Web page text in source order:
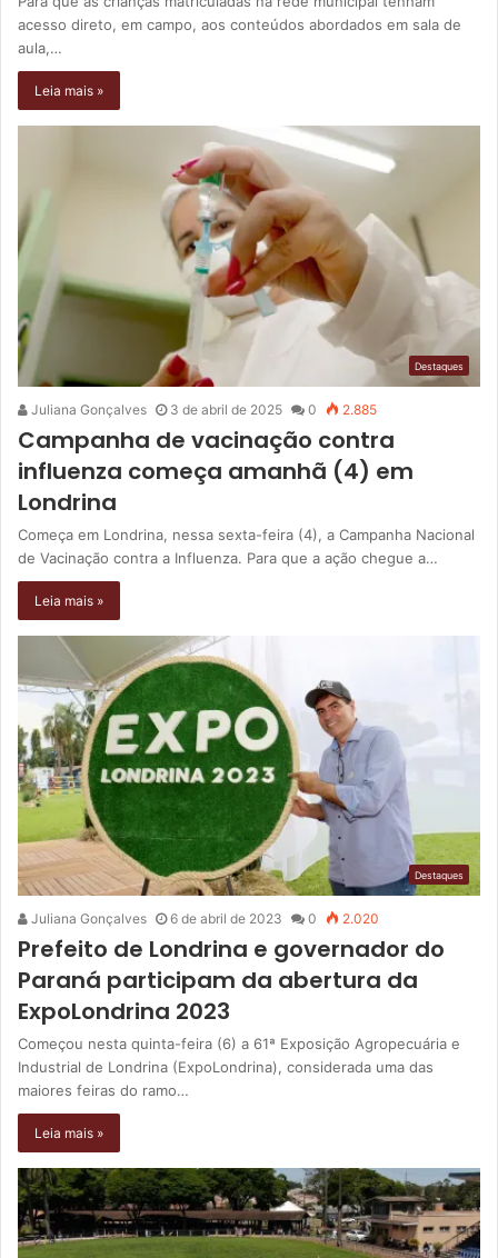
acesso direto, em campo, aos conteúdos abordados em sala de
aula,…
Leia mais »
Destaques
Juliana Gonçalves 3 de abril de 2025 0 2.885
Campanha de vacinação contra
influenza começa amanhã (4) em
Londrina
Começa em Londrina, nessa sexta-feira (4), a Campanha Nacional
de Vacinação contra a Influenza. Para que a ação chegue a…
Leia mais »
Destaques
Juliana Gonçalves 6 de abril de 2023 0 2.020
Prefeito de Londrina e governador do
Paraná participam da abertura da
ExpoLondrina 2023
Começou nesta quinta-feira (6) a 61ª Exposição Agropecuária e
Industrial de Londrina (ExpoLondrina), considerada uma das
maiores feiras do ramo…
Leia mais »